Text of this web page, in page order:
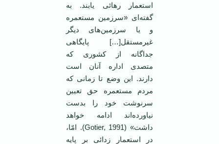
استعمار رهائی یابند. به
گفته‌ای «سرزمین مستعمره
و یا سرزمین‌های دیگر
غیرمستقل[…] پایگاهی
جداگانه از کشوری که
متصدی اداره آنان است
دارند. این وضع تا زمانی که
مردم مستعمره حق تعیین
سرنوشت خود را بدست
نیاورده‌اند ادامه خواهد
داشت» (Gotier, 1991). امّا،
در استعمار زدائی بر پایه